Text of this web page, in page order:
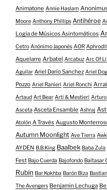
Animatone Annie Haslam
Moore Anthony Phillips Antihéroe
Logia de Músicos Asintomáticos
Cetro Anónimo Japonés AOR
Aquelarre Arbatel Arcabuz Arc Of
Aguilar Ariel Darío Sanchez Ariel
Pozzo Ariel Ranieri Ariel Ronchi
Artaud Art Bear Arti & Mestieri Arturo
Asceta Asceta Ensamble Ashraj
Atolón A Través Augusto
Autumn Moonlight Ave Tierra
AYDEN B.B.King Baalbek Baba Zula
Fest Bajo Cuerda Bajofondo Baltasar
Rubin Bar Kokhba Barón Biza
The Avengers Benjamin Lechuga